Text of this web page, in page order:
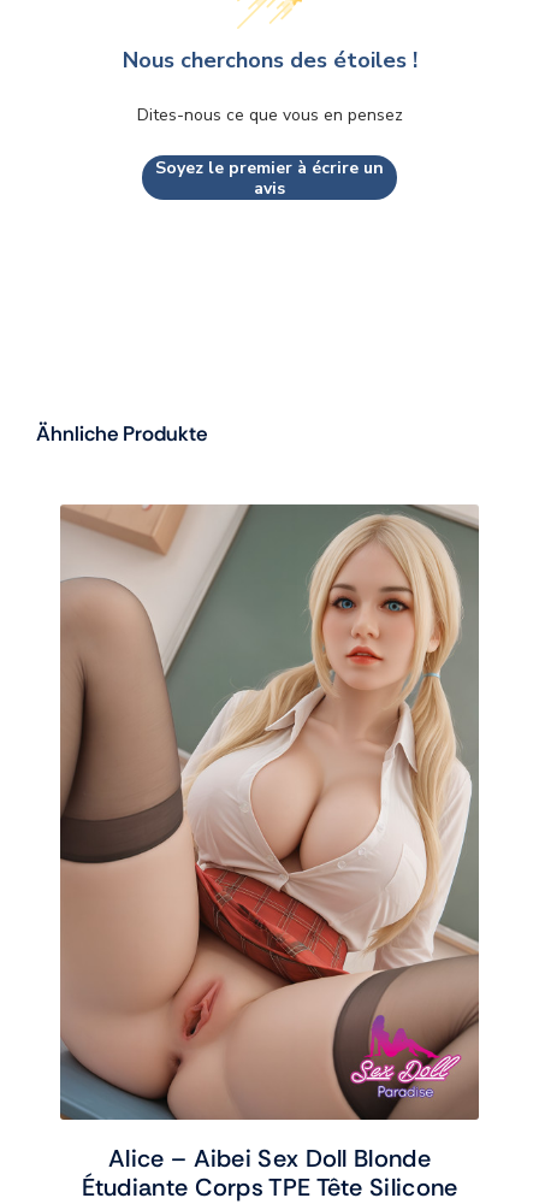
Nous cherchons des étoiles !
Dites-nous ce que vous en pensez
Soyez le premier à écrire un
avis
Ähnliche Produkte
Alice – Aibei Sex Doll Blonde
Étudiante Corps TPE Tête Silicone